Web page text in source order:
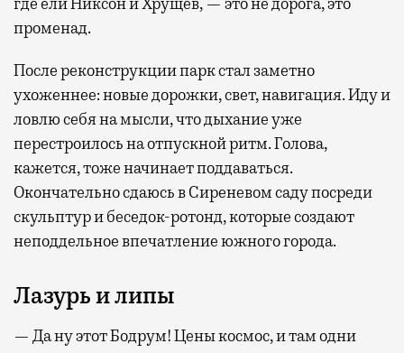
променад.
После реконструкции парк стал заметно
ухоженнее: новые дорожки, свет, навигация. Иду и
ловлю себя на мысли, что дыхание уже
перестроилось на отпускной ритм. Голова,
кажется, тоже начинает поддаваться.
Окончательно сдаюсь в Сиреневом саду посреди
скульптур и беседок-ротонд, которые создают
неподдельное впечатление южного города.
Лазурь и липы
— Да ну этот Бодрум! Цены космос, и там одни